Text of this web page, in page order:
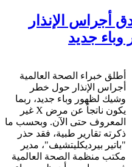
أجراس الإنذار
جديد
خبراء الصحة العالمية
الإنذار حول خطر
لظهور وباء جديد، ربما
يكون ناتجاً عن مرض X غير
حتى الآن. وبحسب ما
تقارير طبية، فقد حذر
بيرديكليتشيف"، مدير
منظمة الصحة العالمية